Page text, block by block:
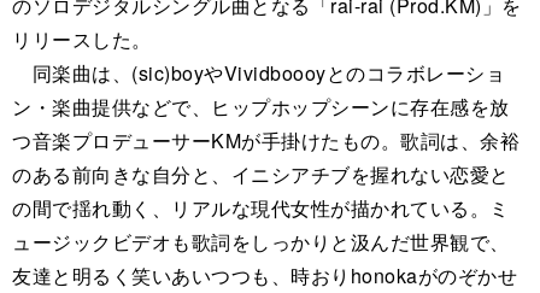
リリースした。
同楽曲は、(sic)boyやVividboooyとのコラボレーショ
ン・楽曲提供などで、ヒップホップシーンに存在感を放
つ音楽プロデューサーKMが手掛けたもの。歌詞は、余裕
のある前向きな自分と、イニシアチブを握れない恋愛と
の間で揺れ動く、リアルな現代女性が描かれている。ミ
ュージックビデオも歌詞をしっかりと汲んだ世界観で、
友達と明るく笑いあいつつも、時おりhonokaがのぞかせ